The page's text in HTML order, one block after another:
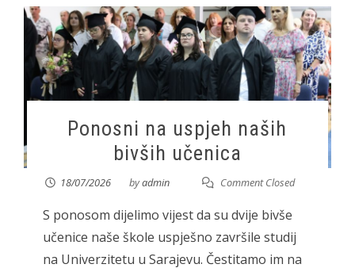
Ponosni na uspjeh naših
bivših učenica
18/07/2026 byadmin Comment Closed
S ponosom dijelimo vijest da su dvije bivše
učenice naše škole uspješno završile studij
na Univerzitetu u Sarajevu. Čestitamo im na